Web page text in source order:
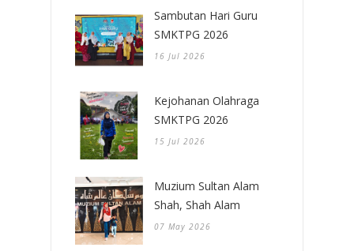
Sambutan Hari Guru
SMKTPG 2026
16 Jul 2026
Kejohanan Olahraga
SMKTPG 2026
15 Jul 2026
Muzium Sultan Alam
Shah, Shah Alam
07 May 2026